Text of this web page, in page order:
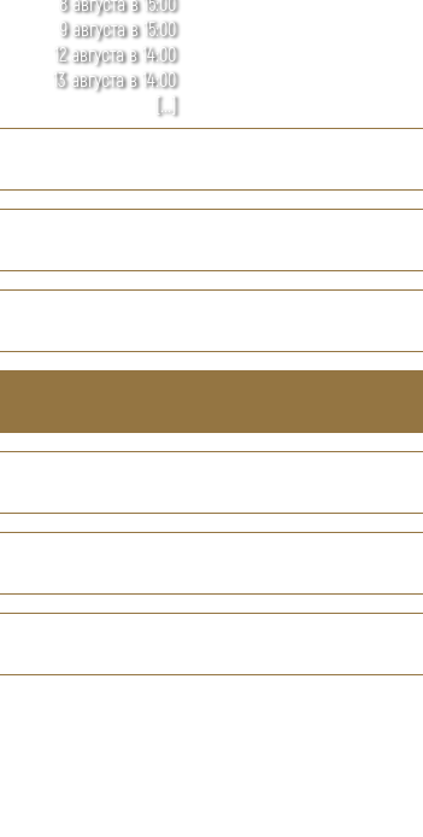
9 августа в 15:00
12 августа в 14:00
13 августа в 14:00
[...]